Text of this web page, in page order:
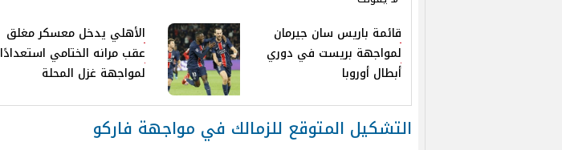
قائمة باريس سان جيرمان
لمواجهة بريست في دوري
أبطال أوروبا
الأهلي يدخل معسكر مغلق
عقب مرانه الختامي استعدادًا
لمواجهة غزل المحلة
التشكيل المتوقع للزمالك في مواجهة فاركو